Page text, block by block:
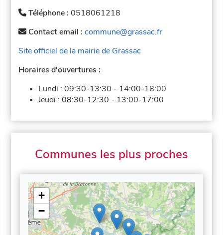
Téléphone :0518061218
Contact email :commune@grassac.fr
Site officiel de la mairie de Grassac
Horaires d'ouvertures :
Lundi :09:30-13:30 - 14:00-18:00
Jeudi :08:30-12:30 - 13:00-17:00
Communes les plus proches
+
−